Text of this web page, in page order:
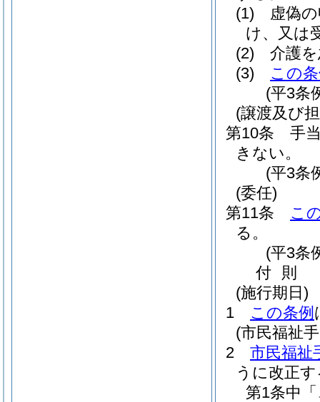
(1)
虚偽
け、又は
(2)
介護
(3)
この
(平3条
(譲渡及び
第10条
手
きない。
(平3条
(委任)
第11条
こ
る。
(平3条
付 則
(施行期日)
1
この条例
(市民福祉
2
市民福祉
うに改正
第1条中